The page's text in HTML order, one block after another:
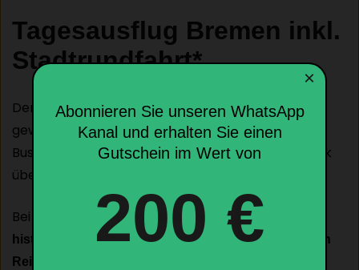
Tagesausflug Bremen inkl.
Stadtrundfahrt*
Der zweite Tagesausflug ist der StadtBremen
gewidmet und beginnt mit einer Stadtrundfahrt
Bus, die Ihnen einen ersten umfassenden Überblick
über die Höhepunkte der Stadt verschafft.
Bei einem
detaillierten Stadtrundgang durch das
historische Zentrum mit unserer
erfahrenen, lokalen
Reiseleitung
Abonnieren Sie unseren WhatsApp
Kanal und erhalten Sie einen
Gutschein im Wert von
200 €
×